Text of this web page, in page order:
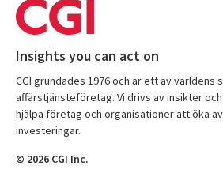
Insights you can act on
CGI grundades 1976 och är ett av världens
affärstjänsteföretag. Vi drivs av insikter
hjälpa företag och organisationer att öka
investeringar.
© 2026 CGI Inc.